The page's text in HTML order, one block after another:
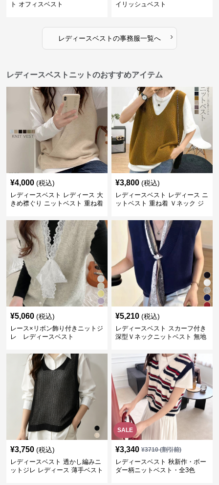
ト オフィスベスト
イリッシュベスト
レディースベストの事務服一覧へ ›
レディースベストニットのおすすめアイテム
¥4,000 (税込)
レディースベスト レディース 大
きめ襟ぐり ニットベスト 重ね着
¥3,800 (税込)
レディースベスト レディース ニ
ットベスト 重ね着 Ｖネック ジ
¥5,060 (税込)
レース×リボン飾り付きニットジ
レ レディースベスト
¥5,210 (税込)
レディースベスト スカーフ付き
深型Ｖネックニットベスト 無地
¥3,750 (税込)
レディースベスト 透かし編みニ
ットジレ レディース 薄手ベスト
SALE
¥3,340 ¥3710(割引前)
レディースベスト 秋新作・ボー
ダー柄ニットベスト・全3色